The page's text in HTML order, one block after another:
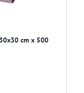
cm x 500